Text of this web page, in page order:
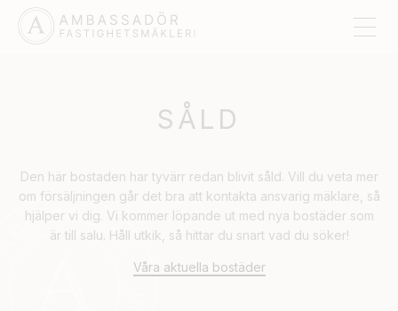
SÅLD
Den här bostaden har tyvärr redan blivit såld. Vill du veta mer
om försäljningen går det bra att kontakta ansvarig mäklare, så
hjälper vi dig. Vi kommer löpande ut med nya bostäder som
är till salu. Håll utkik, så hittar du snart vad du söker!
Våra aktuella bostäder